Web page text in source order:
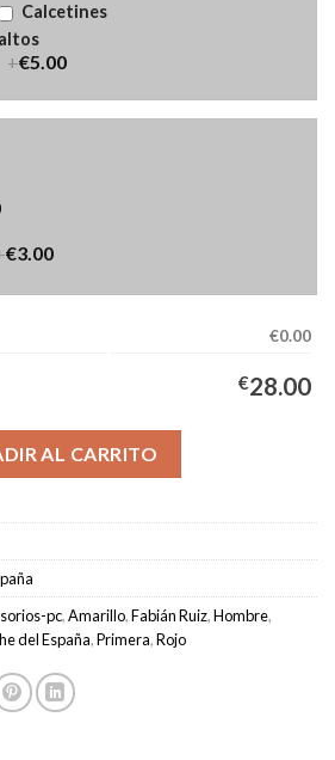
Calcetines
altos
+€5.00
€3.00
€0.00
€28.00
Equipación Hombre 2026/2027 -
AL CARRITO
pc,Amarillo,Fabián Ruiz,Hombre,
del España,Primera,Rojo